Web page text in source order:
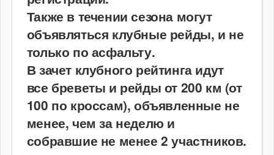
Также в течении сезона могут
объявляться клубные рейды, и не
только по асфальту.
В зачет клубного рейтинга идут
все бреветы и рейды от 200 км (от
100 по кроссам), объявленные не
менее, чем за неделю и
собравшие не менее 2 участников.